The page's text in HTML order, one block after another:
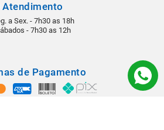
Atendimento
a Sex. - 7h30 as 18h
- 7h30 as 12h
de Pagamento